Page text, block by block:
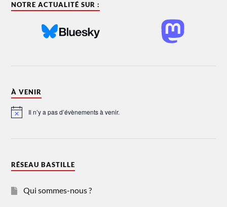
NOTRE ACTUALITÉ SUR :
À VENIR
Notice Il n’y a pas d’évènements à venir.
RÉSEAU BASTILLE
Qui sommes-nous ?